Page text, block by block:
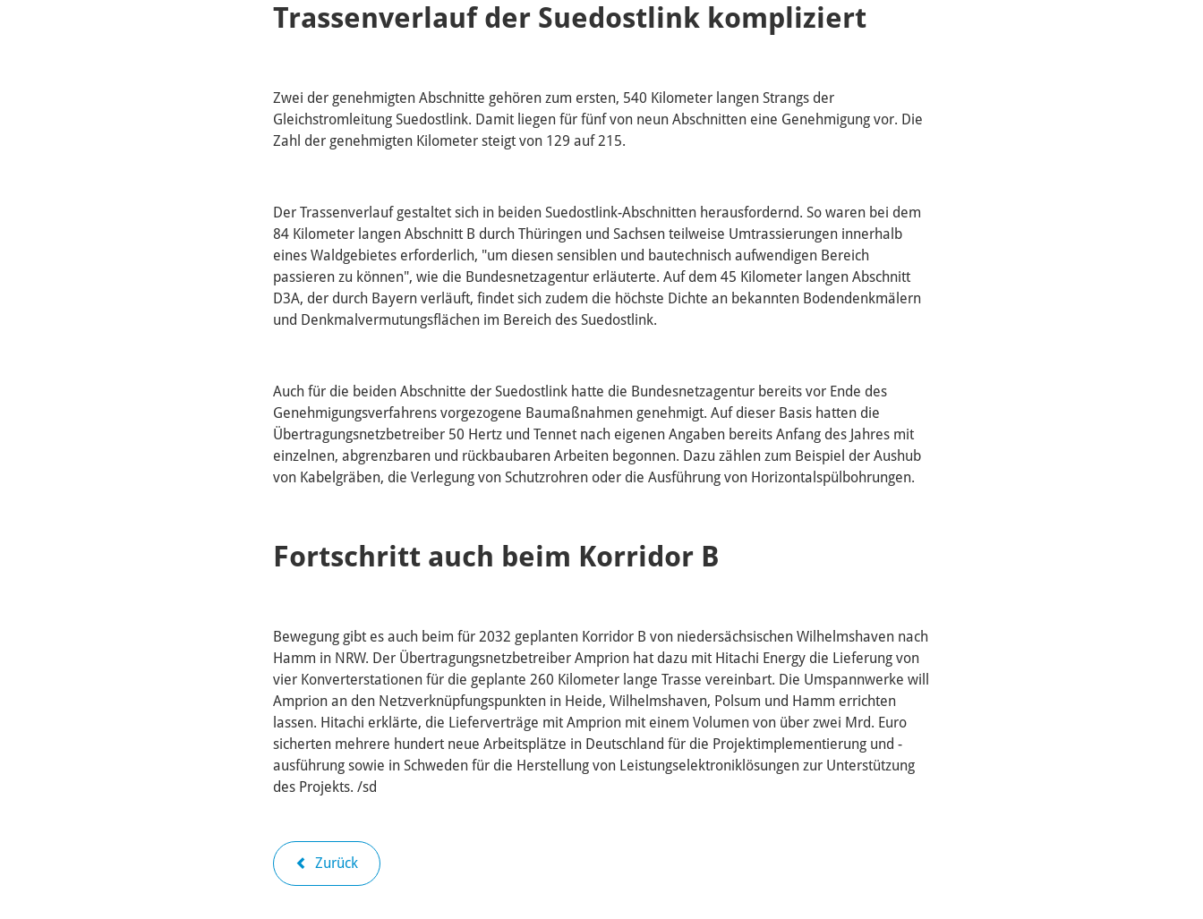
Trassenverlauf der Suedostlink kompliziert
Zwei der genehmigten Abschnitte gehören zum ersten, 540 Kilometer langen Strangs der
Gleichstromleitung Suedostlink. Damit liegen für fünf von neun Abschnitten eine Genehmigung vor. Die
Zahl der genehmigten Kilometer steigt von 129 auf 215.
Der Trassenverlauf gestaltet sich in beiden Suedostlink-Abschnitten herausfordernd. So waren bei dem
84 Kilometer langen Abschnitt B durch Thüringen und Sachsen teilweise Umtrassierungen innerhalb
eines Waldgebietes erforderlich, "um diesen sensiblen und bautechnisch aufwendigen Bereich
passieren zu können", wie die Bundesnetzagentur erläuterte. Auf dem 45 Kilometer langen Abschnitt
D3A, der durch Bayern verläuft, findet sich zudem die höchste Dichte an bekannten Bodendenkmälern
und Denkmalvermutungsflächen im Bereich des Suedostlink.
Auch für die beiden Abschnitte der Suedostlink hatte die Bundesnetzagentur bereits vor Ende des
Genehmigungsverfahrens vorgezogene Baumaßnahmen genehmigt. Auf dieser Basis hatten die
Übertragungsnetzbetreiber 50 Hertz und Tennet nach eigenen Angaben bereits Anfang des Jahres mit
einzelnen, abgrenzbaren und rückbaubaren Arbeiten begonnen. Dazu zählen zum Beispiel der Aushub
von Kabelgräben, die Verlegung von Schutzrohren oder die Ausführung von Horizontalspülbohrungen.
Fortschritt auch beim Korridor B
Bewegung gibt es auch beim für 2032 geplanten Korridor B von niedersächsischen Wilhelmshaven nach
Hamm in NRW. Der Übertragungsnetzbetreiber Amprion hat dazu mit Hitachi Energy die Lieferung von
vier Konverterstationen für die geplante 260 Kilometer lange Trasse vereinbart. Die Umspannwerke will
Amprion an den Netzverknüpfungspunkten in Heide, Wilhelmshaven, Polsum und Hamm errichten
lassen. Hitachi erklärte, die Lieferverträge mit Amprion mit einem Volumen von über zwei Mrd. Euro
sicherten mehrere hundert neue Arbeitsplätze in Deutschland für die Projektimplementierung und -
ausführung sowie in Schweden für die Herstellung von Leistungselektroniklösungen zur Unterstützung
des Projekts. /sd
Zurück